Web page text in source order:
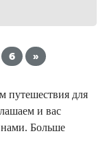
6 »
путешествия для
и вас
нами. Больше